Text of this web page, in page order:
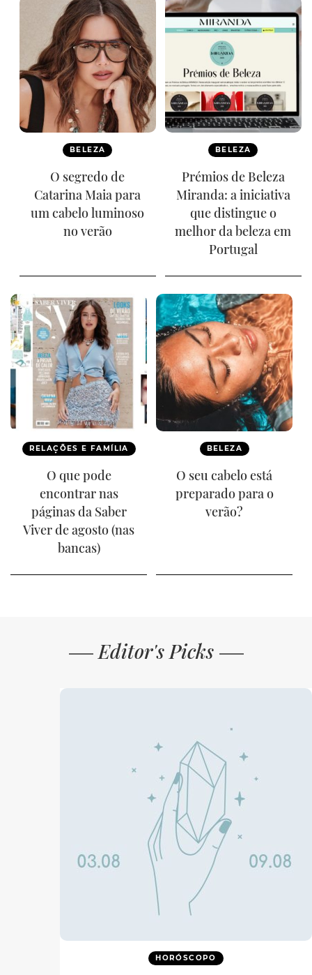
BELEZA
O segredo de
Catarina Maia para
um cabelo luminoso
no verão
BELEZA
Prémios de Beleza
Miranda: a iniciativa
que distingue o
melhor da beleza em
Portugal
RELAÇÕES E FAMÍLIA
O que pode
encontrar nas
páginas da Saber
Viver de agosto (nas
bancas)
BELEZA
O seu cabelo está
preparado para o
verão?
Editor's Picks
HORÓSCOPO